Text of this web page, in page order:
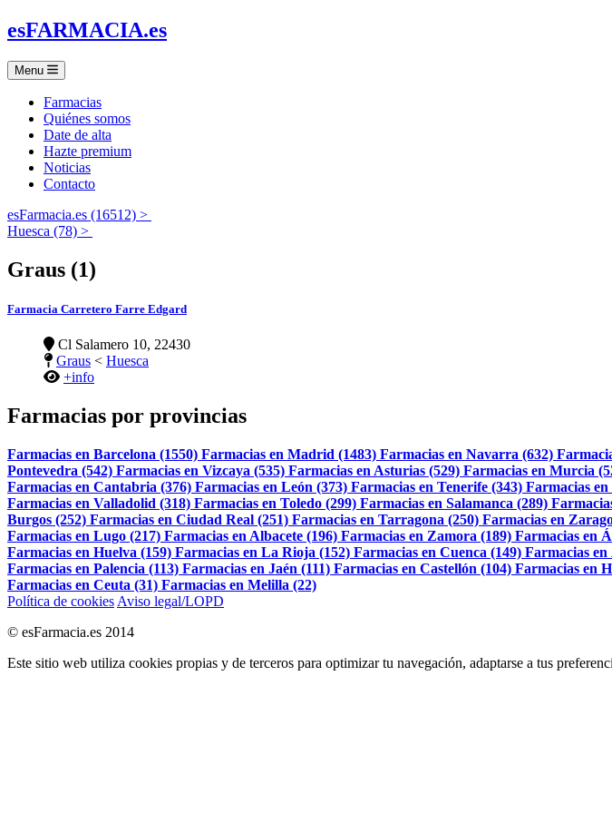
esFARMACIA.es
Menu
Farmacias
Quiénes somos
Date de alta
Hazte premium
Noticias
Contacto
esFarmacia.es (16512) >
Huesca (78) >
Graus (1)
Farmacia Carretero Farre Edgard
Cl Salamero 10, 22430
Graus < Huesca
+info
Farmacias por provincias
Farmacias en Barcelona (1550) Farmacias en Madrid (1483) Farmacias en Navarra (632)
Pontevedra (542) Farmacias en Vizcaya (535) Farmacias en Asturias (529) Farmacias en Murcia
Farmacias en Cantabria (376) Farmacias en León (373) Farmacias en Tenerife (343) Farmacias en
Farmacias en Valladolid (318) Farmacias en Toledo (299) Farmacias en Salamanca (289)
Burgos (252) Farmacias en Ciudad Real (251) Farmacias en Tarragona (250) Farmacias en
Farmacias en Lugo (217) Farmacias en Albacete (196) Farmacias en Zamora (189) Farmacias en
Farmacias en Huelva (159) Farmacias en La Rioja (152) Farmacias en Cuenca (149) Farmacias en
Farmacias en Palencia (113) Farmacias en Jaén (111) Farmacias en Castellón (104) Farmacias en
Farmacias en Ceuta (31) Farmacias en Melilla (22)
Política de cookies Aviso legal/LOPD
© esFarmacia.es 2014
Este sitio web utiliza cookies propias y de terceros para optimizar tu navegación, adaptarse a tus